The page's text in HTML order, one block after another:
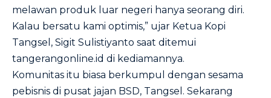
melawan produk luar negeri hanya seorang diri.
Kalau bersatu kami optimis,” ujar Ketua Kopi
Tangsel, Sigit Sulistiyanto saat ditemui
tangerangonline.id di kediamannya.
Komunitas itu biasa berkumpul dengan sesama
pebisnis di pusat jajan BSD, Tangsel. Sekarang